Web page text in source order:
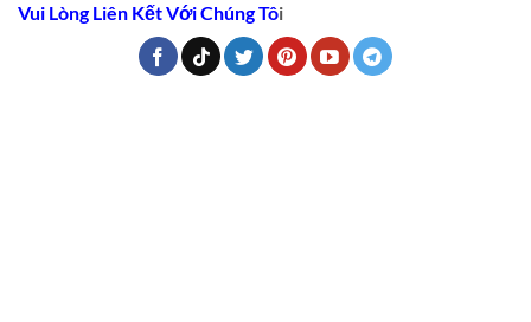
Vui Lòng Liên Kết Với Chúng Tôi